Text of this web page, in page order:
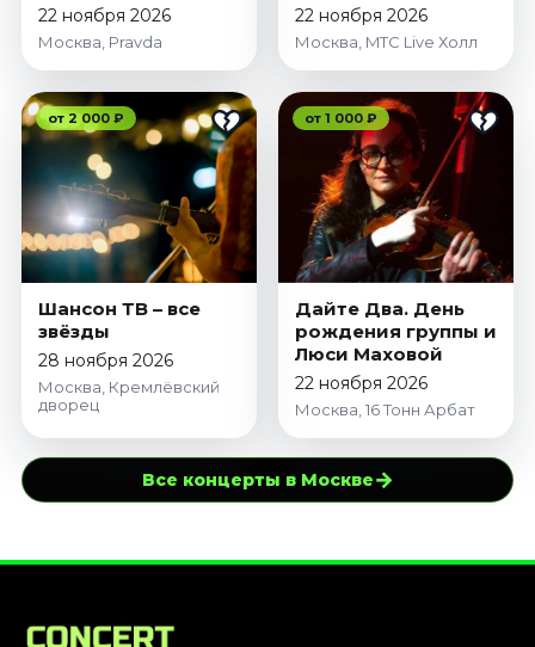
22 ноября 2026
Москва, Pravda
22 ноября 2026
Москва, MTC Live Холл
от 2 000 ₽
Шансон ТВ – все
звёзды
28 ноября 2026
Москва, Кремлёвский
дворец
от 1 000 ₽
Дайте Два. День
рождения группы и
Люси Маховой
22 ноября 2026
Москва, 16 Тонн Арбат
Все концерты в Москве→